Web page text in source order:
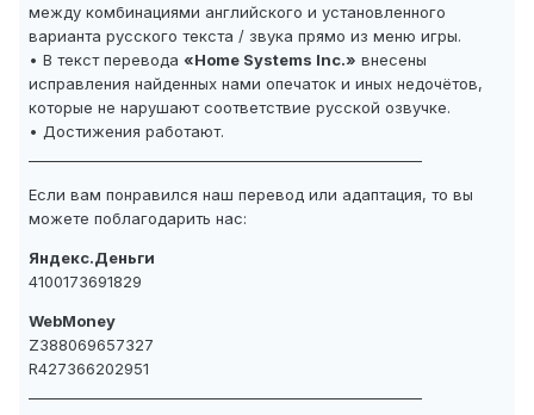
между комбинациями английского и установленного
варианта русского текста / звука прямо из меню игры.
• В текст перевода «Home Systems Inc.» внесены
исправления найденных нами опечаток и иных недочётов,
которые не нарушают соответствие русской озвучке.
• Достижения работают.
Если вам понравился наш перевод или адаптация, то вы
можете поблагодарить нас:
Яндекс.Деньги
4100173691829
WebMoney
Z388069657327
R427366202951